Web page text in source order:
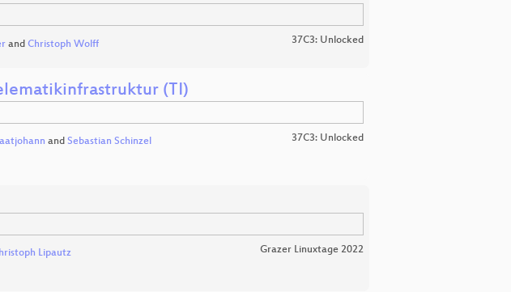
and Christoph Wolff 37C3: Unlocked
(TI)
and Sebastian Schinzel 37C3: Unlocked
Lipautz Grazer Linuxtage 2022